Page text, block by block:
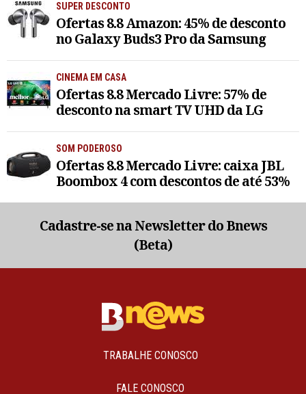
SUPER DESCONTO
Ofertas 8.8 Amazon: 45% de desconto
no Galaxy Buds3 Pro da Samsung
CINEMA EM CASA
Ofertas 8.8 Mercado Livre: 57% de
desconto na smart TV UHD da LG
SOM PODEROSO
Ofertas 8.8 Mercado Livre: caixa JBL
Boombox 4 com descontos de até 53%
Cadastre-se na Newsletter do Bnews
(Beta)
TRABALHE CONOSCO
FALE CONOSCO